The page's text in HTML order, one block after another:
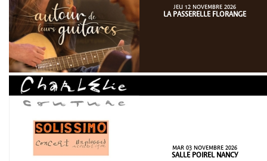
JEU 12 NOVEMBRE 2026
LA PASSERELLE FLORANGE
MAR 03 NOVEMBRE 2026
SALLE POIREL NANCY